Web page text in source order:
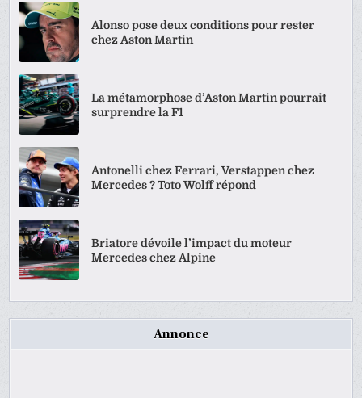
Alonso pose deux conditions pour rester
chez Aston Martin
La métamorphose d’Aston Martin pourrait
surprendre la F1
Antonelli chez Ferrari, Verstappen chez
Mercedes ? Toto Wolff répond
Briatore dévoile l’impact du moteur
Mercedes chez Alpine
Annonce